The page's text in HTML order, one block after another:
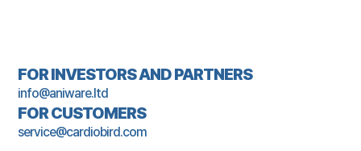
FOR INVESTORS AND PARTNERS
info@aniware.ltd
FOR CUSTOMERS
service@cardiobird.com